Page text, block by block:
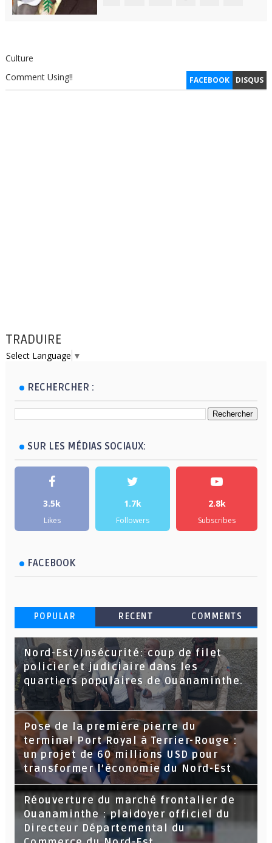
Culture
FACEBOOK DISQUS
Comment Using!!
TRADUIRE
Select Language ▼
RECHERCHER :
SUR LES MÉDIAS SOCIAUX:
3.5k
Likes
1.7k
Followers
2.8k
Subscribes
FACEBOOK
POPULAR RECENT COMMENTS
Nord-Est/Insécurité: coup de filet
policier et judiciaire dans les
quartiers populaires de Ouanaminthe.
Pose de la première pierre du
terminal Port Royal à Terrier-Rouge :
un projet de 60 millions USD pour
transformer l’économie du Nord-Est
Réouverture du marché frontalier de
Ouanaminthe : plaidoyer officiel du
Directeur Départemental du